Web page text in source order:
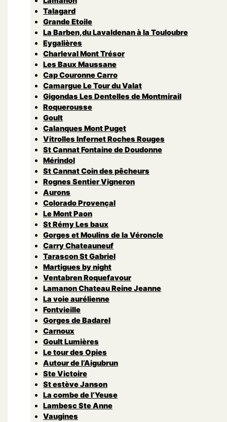
Talagard
Grande Etoile
La Barben,du Lavaldenan à la Touloubre
Eygalières
Charleval Mont Trésor
Les Baux Maussane
Cap Couronne Carro
Camargue Le Tour du Valat
Gigondas Les Dentelles de Montmirail
Roquerousse
Goult
Calanques Mont Puget
Vitrolles Infernet Roches Rouges
St Cannat Fontaine de Doudonne
Mérindol
St Cannat Coin des pêcheurs
Rognes Sentier Vigneron
Aurons
Colorado Provençal
Le Mont Paon
St Rémy Les baux
Gorges et Moulins de la Véroncle
Carry Chateauneuf
Tarascon St Gabriel
Martigues by night
Ventabren Roquefavour
Lamanon Chateau Reine Jeanne
La voie aurélienne
Fontvieille
Gorges de Badarel
Carnoux
Goult Lumières
Le tour des Opies
Autour de l’Aigubrun
Ste Victoire
St estève Janson
La combe de l’Yeuse
Lambesc Ste Anne
Vaugines